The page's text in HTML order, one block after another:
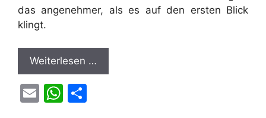
das angenehmer, als es auf den ersten Blick
klingt.
Weiterlesen …
E
W